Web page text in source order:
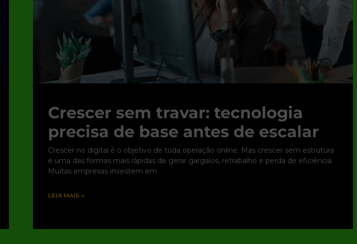
Crescer sem travar: tecnologia
precisa de base antes de escalar
Crescer no digital é o objetivo de toda operação online. Mas crescer sem estrutura
é uma das formas mais rápidas de gerar gargalos, retrabalho e perda de eficiência.
Muitas empresas investem em
LEIA MAIS »